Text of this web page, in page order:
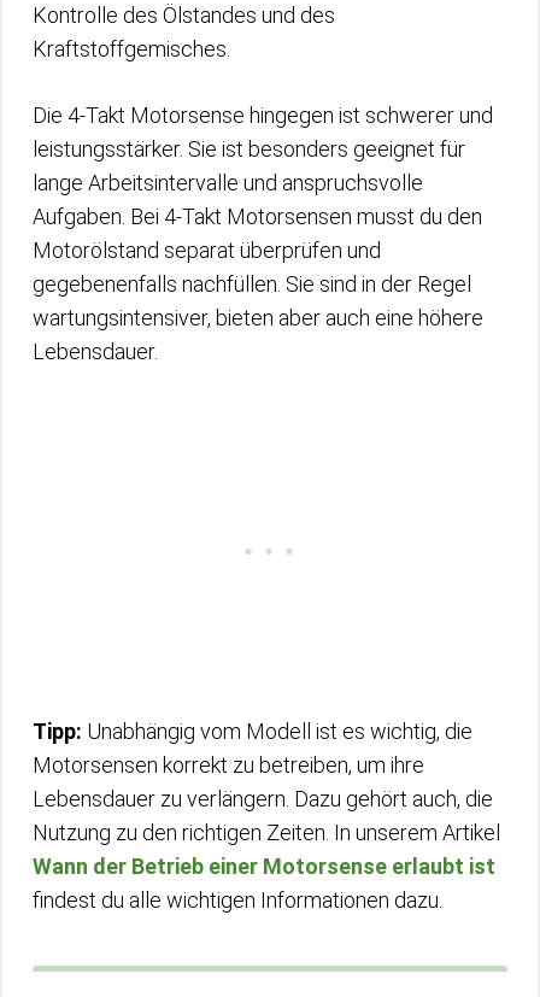
Kontrolle des Ölstandes und des
Kraftstoffgemisches.
Die 4-Takt Motorsense hingegen ist schwerer und
leistungsstärker. Sie ist besonders geeignet für
lange Arbeitsintervalle und anspruchsvolle
Aufgaben. Bei 4-Takt Motorsensen musst du den
Motorölstand separat überprüfen und
gegebenenfalls nachfüllen. Sie sind in der Regel
wartungsintensiver, bieten aber auch eine höhere
Lebensdauer.
Tipp: Unabhängig vom Modell ist es wichtig, die
Motorsensen korrekt zu betreiben, um ihre
Lebensdauer zu verlängern. Dazu gehört auch, die
Nutzung zu den richtigen Zeiten. In unserem Artikel
Wann der Betrieb einer Motorsense erlaubt ist
findest du alle wichtigen Informationen dazu.